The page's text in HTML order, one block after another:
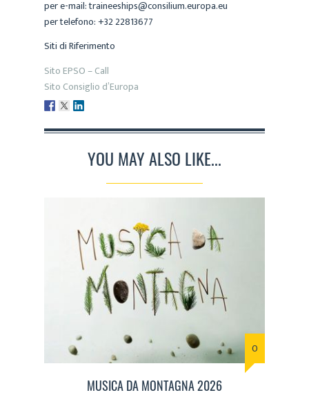
per e-mail: traineeships@consilium.europa.eu
per telefono: +32 22813677
Siti di Riferimento
Sito EPSO – Call
Sito Consiglio d’Europa
YOU MAY ALSO LIKE...
0
MUSICA DA MONTAGNA 2026